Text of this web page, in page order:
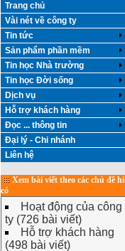
Trang chủ
Vài nét về công ty
Tin tức
Sản phẩm phần mềm
Tin học Nhà trường
Tin học Đời sống
Dịch vụ
Hỗ trợ khách hàng
Đọc ... thông tin
Đại lý - Chi nhánh
Liên hệ
Xem bài viết theo các chủ đề
có
Hoạt động của công
ty (726 bài viết)
Hỗ trợ khách hàng
(498 bài viết)